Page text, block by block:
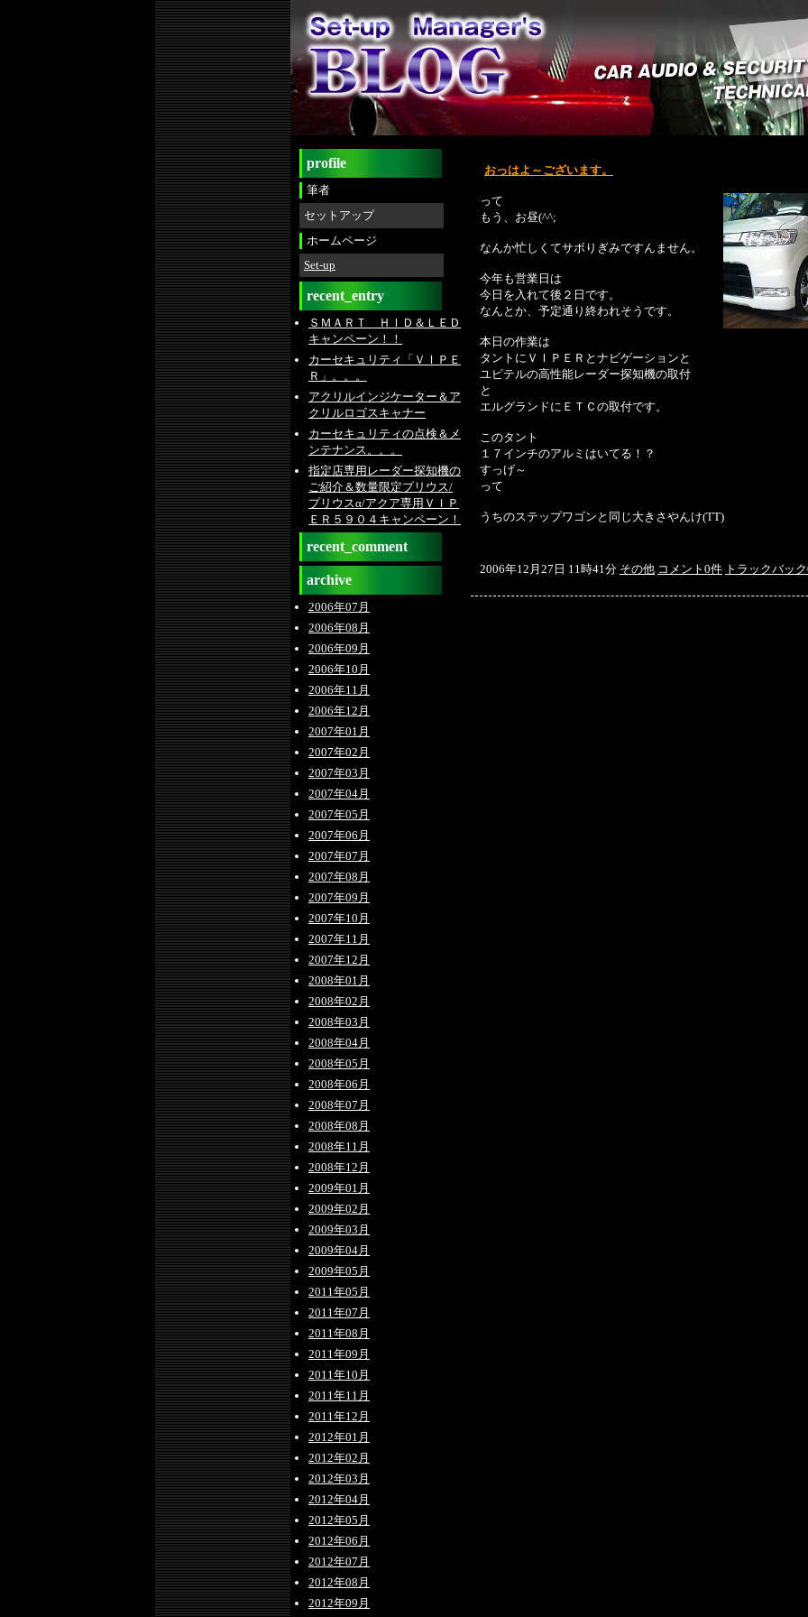
おっはよ～ございます。
って
もう、お昼(^^;
なんか忙しくてサボりぎみですんません。
今年も営業日は
今日を入れて後２日です。
なんとか、予定通り終われそうです。
本日の作業は
タントにＶＩＰＥＲとナビゲーションと
ユピテルの高性能レーダー探知機の取付
と
エルグランドにＥＴＣの取付です。
このタント
１７インチのアルミはいてる！？
すっげ～
って
うちのステップワゴンと同じ大きさやんけ(TT)
2006年12月27日 11時41分 その他 コメント0件 トラックバッ
profile
筆者
セットアップ
ホームページ
Set-up
recent_entry
ＳＭＡＲＴ ＨＩＤ＆ＬＥＤ
キャンペーン！！
カーセキュリティ「ＶＩＰＥ
Ｒ」。。。
アクリルインジケーター＆ア
クリルロゴスキャナー
カーセキュリティの点検＆メ
ンテナンス。。。
指定店専用レーダー探知機の
ご紹介＆数量限定プリウス/
プリウスα/アクア専用ＶＩＰ
ＥＲ５９０４キャンペーン！
recent_comment
archive
2006年07月
2006年08月
2006年09月
2006年10月
2006年11月
2006年12月
2007年01月
2007年02月
2007年03月
2007年04月
2007年05月
2007年06月
2007年07月
2007年08月
2007年09月
2007年10月
2007年11月
2007年12月
2008年01月
2008年02月
2008年03月
2008年04月
2008年05月
2008年06月
2008年07月
2008年08月
2008年11月
2008年12月
2009年01月
2009年02月
2009年03月
2009年04月
2009年05月
2011年05月
2011年07月
2011年08月
2011年09月
2011年10月
2011年11月
2011年12月
2012年01月
2012年02月
2012年03月
2012年04月
2012年05月
2012年06月
2012年07月
2012年08月
2012年09月